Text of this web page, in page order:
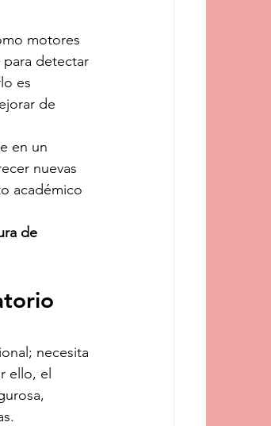
motores
para detectar
es
de
en un
nuevas
académico
de
necesita
ello, el